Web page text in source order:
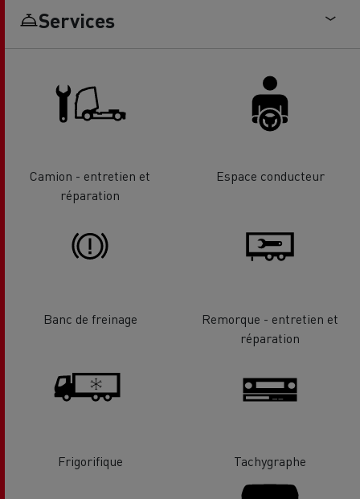
Services
Camion - entretien et
réparation
Espace conducteur
Banc de freinage
Remorque - entretien et
réparation
Frigorifique Tachygraphe